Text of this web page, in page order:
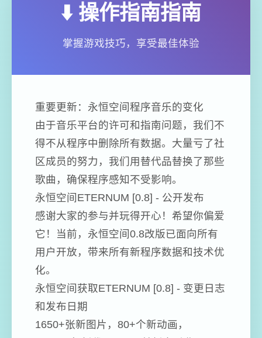
⬇️ 操作指南指南
掌握游戏技巧，享受最佳体验
重要更新：永恒空间程序音乐的变化
由于音乐平台的许可和指南问题，我们不
得不从程序中删除所有数据。大量亏了社
区成员的努力，我们用替代品替换了那些
歌曲，确保程序感知不受影响。
永恒空间ETERNUM [0.8] - 公开发布
感谢大家的参与并玩得开心！希望你偏爱
它！当前，永恒空间0.8改版已面向所有
用户开放，带来所有新程序数据和技术优
化。
永恒空间获取ETERNUM [0.8] - 变更日志
和发布日期
1650+张新图片，80+个新动画，